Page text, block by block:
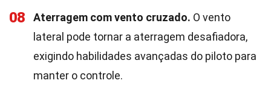
08 Aterragem com vento cruzado. O vento
lateral pode tornar a aterragem desafiadora,
exigindo habilidades avançadas do piloto para
manter o controle.